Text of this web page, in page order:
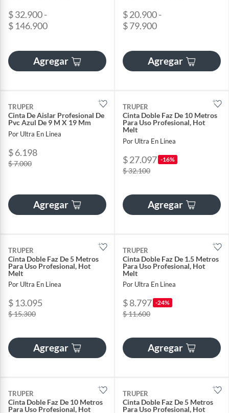
$ 32.900 -
$ 146.900
Agregar
$ 20.900 -
$ 79.900
Agregar
TRUPER
Cinta De Aislar Profesional De
Pvc Azul De 9 M X 19 Mm
Por Ultra En Linea
$ 6.198
$ 7.000
Agregar
TRUPER
Cinta Doble Faz De 10 Metros
Para Uso Profesional, Hot
Melt
Por Ultra En Linea
$ 27.097 -16%
$ 32.100
Agregar
TRUPER
Cinta Doble Faz De 5 Metros
Para Uso Profesional, Hot
Melt
Por Ultra En Linea
$ 13.095
$ 15.300
Agregar
TRUPER
Cinta Doble Faz De 1.5 Metros
Para Uso Profesional, Hot
Melt
Por Ultra En Linea
$ 8.797 -24%
$ 11.600
Agregar
TRUPER
Cinta Doble Faz De 10 Metros
Para Uso Profesional, Hot
TRUPER
Cinta Doble Faz De 5 Metros
Para Uso Profesional, Hot